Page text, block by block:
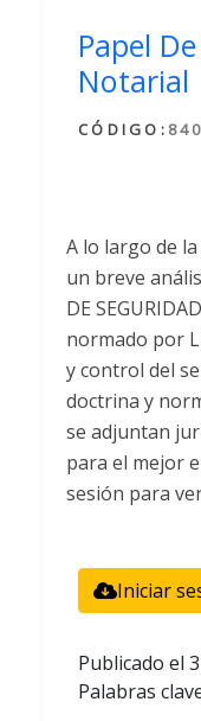
Papel
Notarial
CÓDIGO:
A lo largo de
un breve
DE
normado por
y control del
doctrina y
se adjuntan
para el mejor
sesión para
Iniciar
Publicado el
Palabras